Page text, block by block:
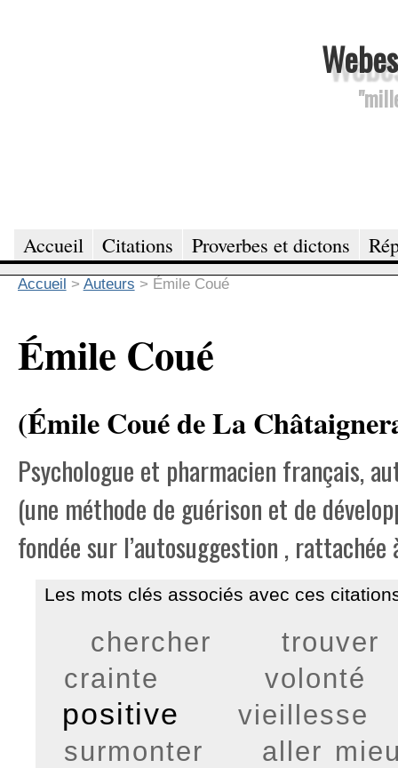
Accueil Citations Proverbes et dictons
Accueil > Auteurs > Émile Coué
Émile Coué
(Émile Coué de La
Psychologue et pharmacien français,
(une méthode de guérison et de
fondée sur l’autosuggestion , rattachée
Les mots clés associés avec ces
chercher
trouver
crainte
volonté
positive
vieillesse
surmonter
aller